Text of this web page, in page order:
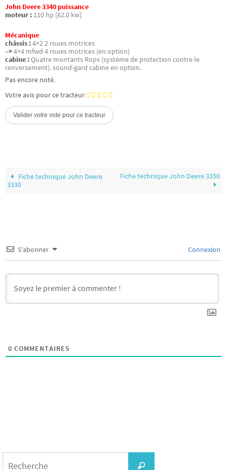
John Deere 3340 puissance
moteur : 110 hp [82.0 kw]
Mécanique
châssis :4×2 2 roues motrices
–>4×4 mfwd 4 roues motrices (en option)
cabine :Quatre montants Rops (système de protection contre le
renversement). sound-gard cabine en option.
Pas encore noté.
Votre avis pour ce tracteur
Fiche technique John Deere
3330
Fiche technique John Deere 3350
S’abonner Connexion
0 COMMENTAIRES
Recherche